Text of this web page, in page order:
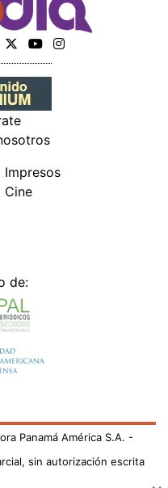
Impresos
Cine
de:
Panamá América S.A. -
sin autorización escrita